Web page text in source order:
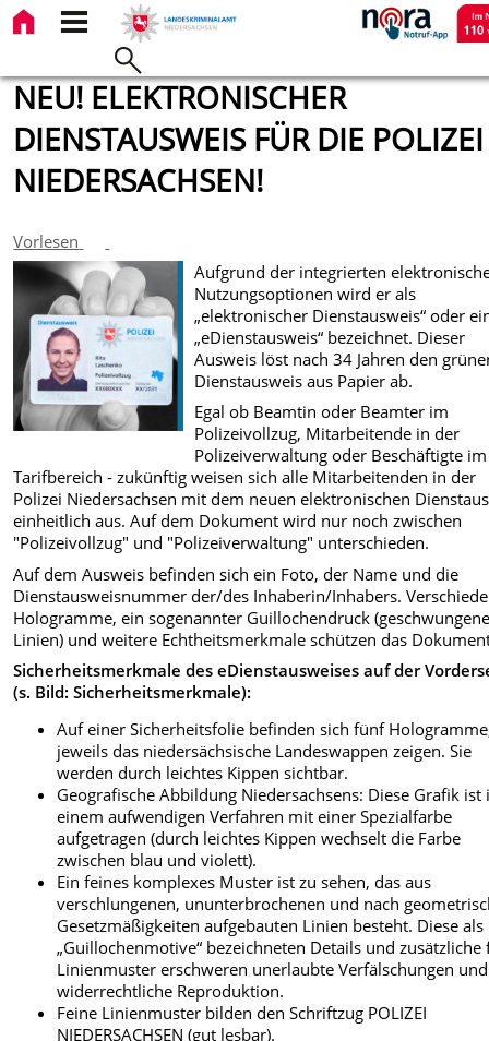
NEU! ELEKTRONISCHER
DIENSTAUSWEIS FÜR DIE POLIZEI
NIEDERSACHSEN!
Vorlesen
Aufgrund der integrierten
Nutzungsoptionen wird er als
„elektronischer Dienstausweis“ oder
„eDienstausweis“ bezeichnet. Dieser
Ausweis löst nach 34 Jahren den
Dienstausweis aus Papier ab.
Egal ob Beamtin oder Beamter im
Polizeivollzug, Mitarbeitende in der
Polizeiverwaltung oder Beschäftigte im
Tarifbereich - zukünftig weisen sich alle Mitarbeitenden in der
Polizei Niedersachsen mit dem neuen elektronischen
einheitlich aus. Auf dem Dokument wird nur noch zwischen
"Polizeivollzug" und "Polizeiverwaltung" unterschieden.
Auf dem Ausweis befinden sich ein Foto, der Name und die
Dienstausweisnummer der/des Inhaberin/Inhabers.
Hologramme, ein sogenannter Guillochendruck
Linien) und weitere Echtheitsmerkmale schützen das
Sicherheitsmerkmale des eDienstausweises auf der
(s. Bild: Sicherheitsmerkmale):
Auf einer Sicherheitsfolie befinden sich fünf
jeweils das niedersächsische Landeswappen zeigen. Sie
werden durch leichtes Kippen sichtbar.
Geografische Abbildung Niedersachsens: Diese Grafik ist
einem aufwendigen Verfahren mit einer Spezialfarbe
aufgetragen (durch leichtes Kippen wechselt die Farbe
zwischen blau und violett).
Ein feines komplexes Muster ist zu sehen, das aus
verschlungenen, ununterbrochenen und nach
Gesetzmäßigkeiten aufgebauten Linien besteht. Diese als
„Guillochenmotive“ bezeichneten Details und zusätzliche
Linienmuster erschweren unerlaubte Verfälschungen und
widerrechtliche Reproduktion.
Feine Linienmuster bilden den Schriftzug POLIZEI
NIEDERSACHSEN (gut lesbar).